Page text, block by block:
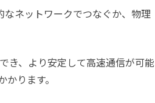
ネットワークでつなぐか、物理
き、より安定して高速通信が可能
ります。